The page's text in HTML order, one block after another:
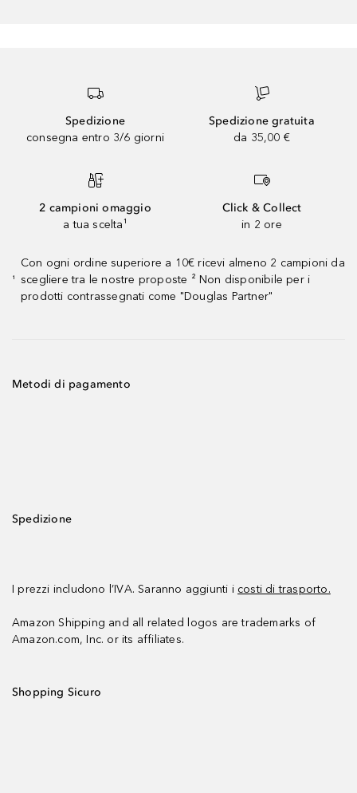
Spedizione
consegna entro 3/6 giorni
Spedizione gratuita
da 35,00 €
2 campioni omaggio
a tua scelta¹
Click & Collect
in 2 ore
¹
Con ogni ordine superiore a 10€ ricevi almeno 2 campioni da
scegliere tra le nostre proposte ² Non disponibile per i
prodotti contrassegnati come "Douglas Partner"
Metodi di pagamento
Spedizione
I prezzi includono l’IVA. Saranno aggiunti i costi di trasporto.
Amazon Shipping and all related logos are trademarks of
Amazon.com, Inc. or its affiliates.
Shopping Sicuro